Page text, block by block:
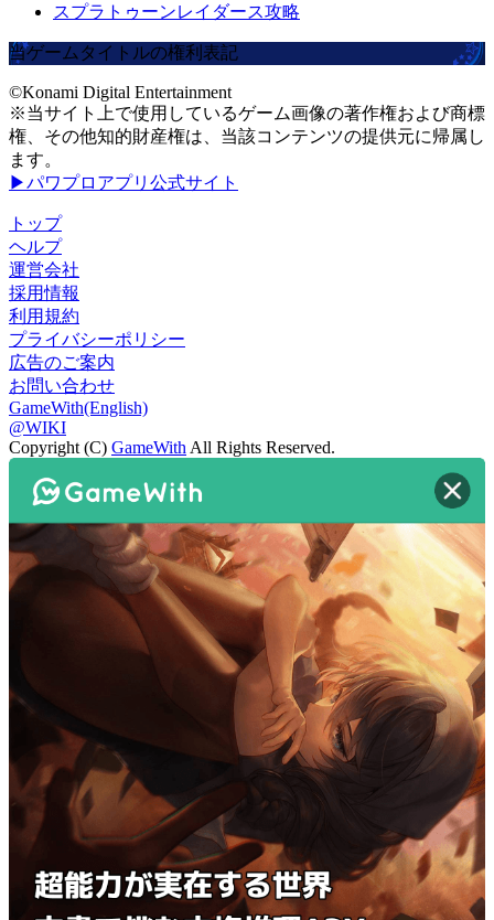
スプラトゥーンレイダース攻略
当ゲームタイトルの権利表記
©Konami Digital Entertainment
※当サイト上で使用しているゲーム画像の著作権および商標
権、その他知的財産権は、当該コンテンツの提供元に帰属し
ます。
▶パワプロアプリ公式サイト
トップ
ヘルプ
運営会社
採用情報
利用規約
プライバシーポリシー
広告のご案内
お問い合わせ
GameWith(English)
@WIKI
Copyright (C) GameWith All Rights Reserved.